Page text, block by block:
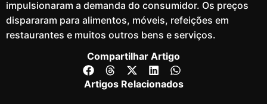
impulsionaram a demanda do consumidor. Os preços
dispararam para alimentos, móveis, refeições em
restaurantes e muitos outros bens e serviços.
Compartilhar Artigo
Artigos Relacionados